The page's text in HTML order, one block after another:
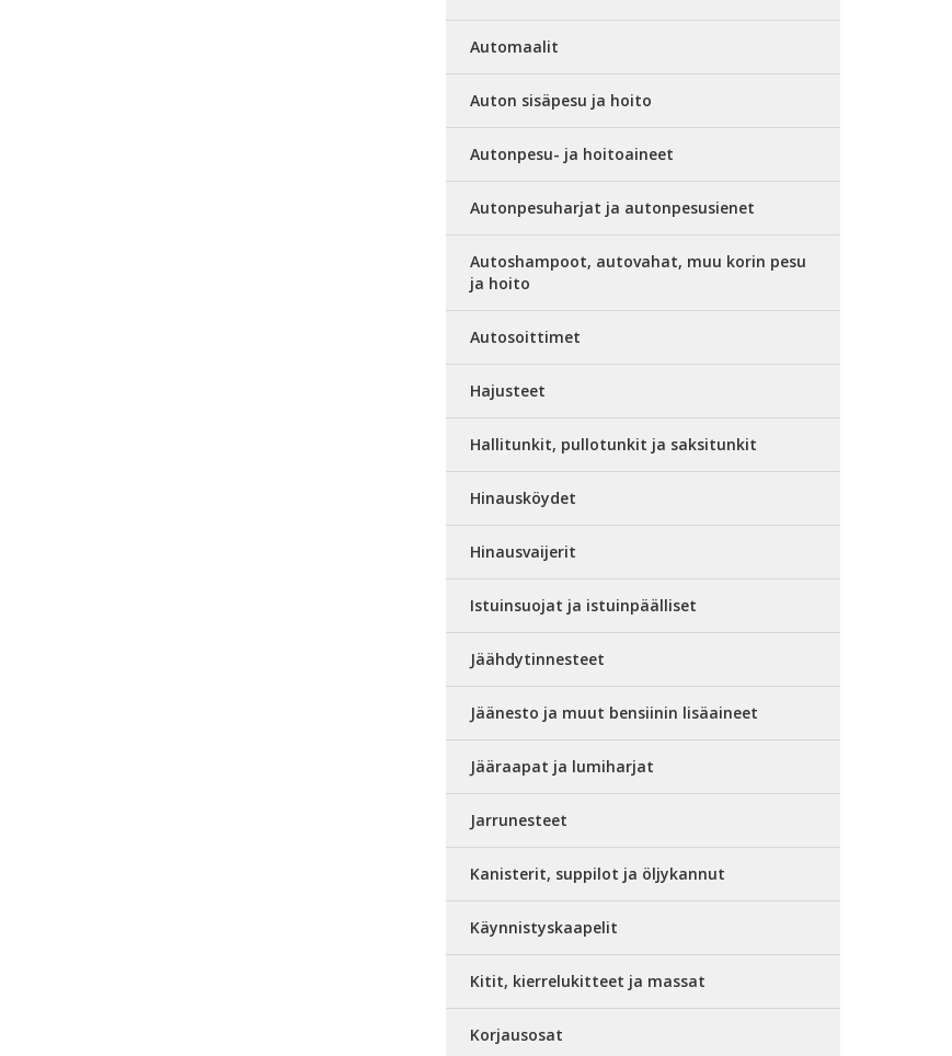
Automaalit
Auton sisäpesu ja hoito
Autonpesu- ja hoitoaineet
Autonpesuharjat ja autonpesusienet
Autoshampoot, autovahat, muu korin pesu
ja hoito
Autosoittimet
Hajusteet
Hallitunkit, pullotunkit ja saksitunkit
Hinausköydet
Hinausvaijerit
Istuinsuojat ja istuinpäälliset
Jäähdytinnesteet
Jäänesto ja muut bensiinin lisäaineet
Jääraapat ja lumiharjat
Jarrunesteet
Kanisterit, suppilot ja öljykannut
Käynnistyskaapelit
Kitit, kierrelukitteet ja massat
Korjausosat